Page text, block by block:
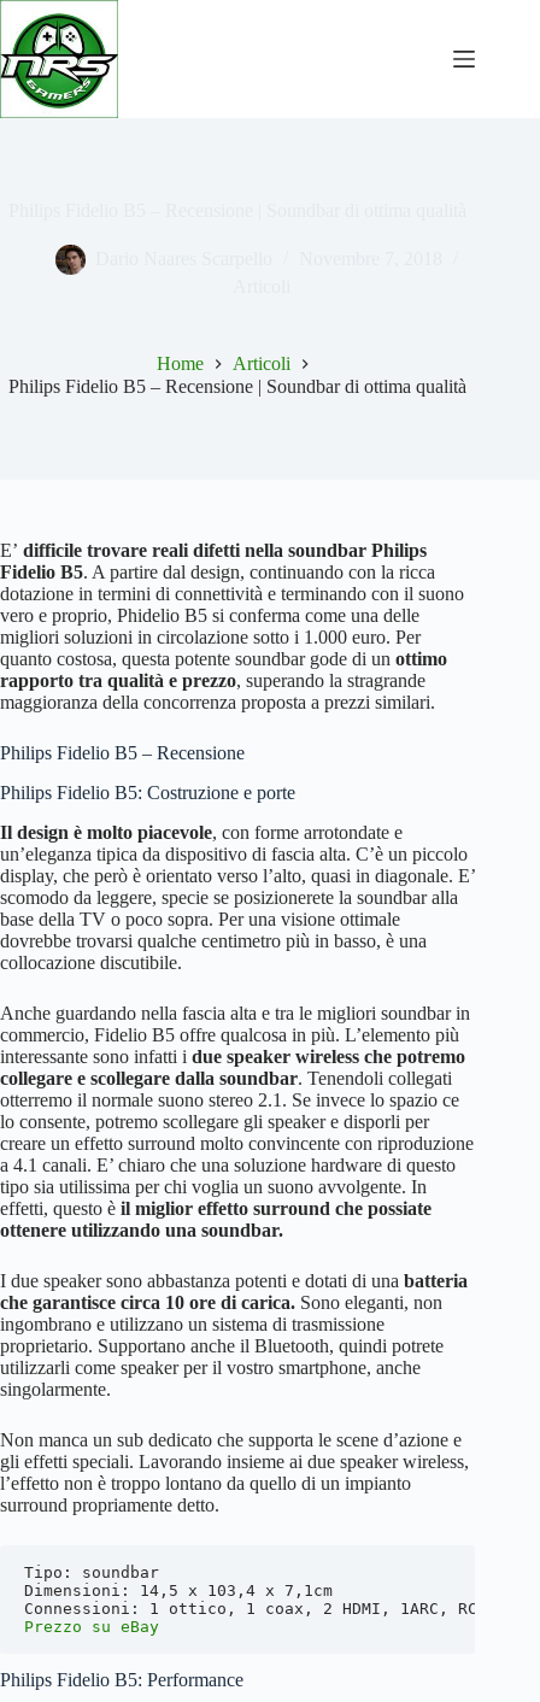
Salta
contenuto
Home
Articoli
Philips Fidelio B5 – Recensione | Soundbar di ottima qualità
E’ difficile trovare reali difetti nella soundbar Philips
Fidelio B5. A partire dal design, continuando con la ricca
dotazione in termini di connettività e terminando con il suono
vero e proprio, Phidelio B5 si conferma come una delle
migliori soluzioni in circolazione sotto i 1.000 euro. Per
quanto costosa, questa potente soundbar gode di un ottimo
rapporto tra qualità e prezzo, superando la stragrande
maggioranza della concorrenza proposta a prezzi similari.
Philips Fidelio B5 – Recensione
Philips Fidelio B5: Costruzione e porte
Il design è molto piacevole, con forme arrotondate e
un’eleganza tipica da dispositivo di fascia alta. C’è un piccolo
display, che però è orientato verso l’alto, quasi in diagonale. E’
scomodo da leggere, specie se posizionerete la soundbar alla
base della TV o poco sopra. Per una visione ottimale
dovrebbe trovarsi qualche centimetro più in basso, è una
collocazione discutibile.
Anche guardando nella fascia alta e tra le migliori soundbar in
commercio, Fidelio B5 offre qualcosa in più. L’elemento più
interessante sono infatti i due speaker wireless che potremo
collegare e scollegare dalla soundbar. Tenendoli collegati
otterremo il normale suono stereo 2.1. Se invece lo spazio ce
lo consente, potremo scollegare gli speaker e disporli per
creare un effetto surround molto convincente con riproduzione
a 4.1 canali. E’ chiaro che una soluzione hardware di questo
tipo sia utilissima per chi voglia un suono avvolgente. In
effetti, questo è il miglior effetto surround che possiate
ottenere utilizzando una soundbar.
I due speaker sono abbastanza potenti e dotati di una batteria
che garantisce circa 10 ore di carica. Sono eleganti, non
ingombrano e utilizzano un sistema di trasmissione
proprietario. Supportano anche il Bluetooth, quindi potrete
utilizzarli come speaker per il vostro smartphone, anche
singolarmente.
Non manca un sub dedicato che supporta le scene d’azione e
gli effetti speciali. Lavorando insieme ai due speaker wireless,
l’effetto non è troppo lontano da quello di un impianto
surround propriamente detto.
Tipo: soundbar
Dimensioni: 14,5 x 103,4 x 7,1cm
Prezzo su eBay
Philips Fidelio B5: Performance